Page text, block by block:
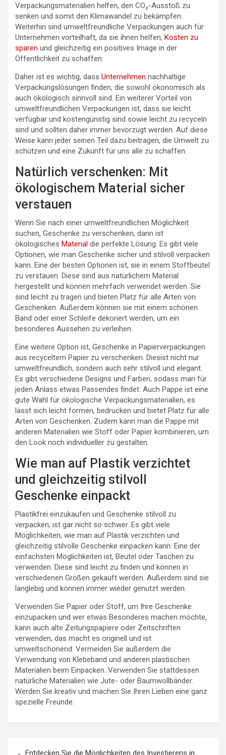
Verpackungsmaterialien helfen, den CO₂-Ausstoß zu
senken und somit den Klimawandel zu bekämpfen.
Weiterhin sind umweltfreundliche Verpackungen auch für
Unternehmen vorteilhaft, da sie ihnen helfen, Kosten zu
sparen und gleichzeitig ein positives Image in der
Öffentlichkeit zu schaffen.
Daher ist es wichtig, dass Unternehmen nachhaltige
Verpackungslösungen finden, die sowohl ökonomisch als
auch ökologisch sinnvoll sind. Ein weiterer Vorteil von
umweltfreundlichen Verpackungen ist, dass sie leicht
verfügbar und kostengünstig sind sowie leicht zu recyceln
sind und sollten daher immer bevorzugt werden. Auf diese
Weise kann jeder seinen Teil dazu beitragen, die Umwelt zu
schützen und eine Zukunft für uns alle zu schaffen.
Natürlich verschenken: Mit
ökologischem Material sicher
verstauen
Wenn Sie nach einer umweltfreundlichen Möglichkeit
suchen, Geschenke zu verschenken, dann ist
ökologisches Material die perfekte Lösung. Es gibt viele
Optionen, wie man Geschenke sicher und stilvoll verpacken
kann. Eine der besten Optionen ist, sie in einem Stoffbeutel
zu verstauen. Diese sind aus natürlichem Material
hergestellt und können mehrfach verwendet werden. Sie
sind leicht zu tragen und bieten Platz für alle Arten von
Geschenken. Außerdem können sie mit einem schönen
Band oder einer Schleife dekoriert werden, um ein
besonderes Aussehen zu verleihen.
Eine weitere Option ist, Geschenke in Papierverpackungen
aus recyceltem Papier zu verschenken. Diesist nicht nur
umweltfreundlich, sondern auch sehr stilvoll und elegant.
Es gibt verschiedene Designs und Farben, sodass man für
jeden Anlass etwas Passendes findet. Auch Pappe ist eine
gute Wahl für ökologische Verpackungsmaterialien, es
lässt sich leicht formen, bedrucken und bietet Platz für alle
Arten von Geschenken. Zudem kann man die Pappe mit
anderen Materialien wie Stoff oder Papier kombinieren, um
den Look noch individueller zu gestalten.
Wie man auf Plastik verzichtet
und gleichzeitig stilvoll
Geschenke einpackt
Plastikfrei einzukaufen und Geschenke stilvoll zu
verpacken, ist gar nicht so schwer. Es gibt viele
Möglichkeiten, wie man auf Plastik verzichten und
gleichzeitig stilvolle Geschenke einpacken kann. Eine der
einfachsten Möglichkeiten ist, Beutel oder Taschen zu
verwenden. Diese sind leicht zu finden und können in
verschiedenen Größen gekauft werden. Außerdem sind sie
langlebig und können immer wieder genutzt werden.
Verwenden Sie Papier oder Stoff, um Ihre Geschenke
einzupacken und wer etwas Besonderes machen möchte,
kann auch alte Zeitungspapiere oder Zeitschriften
verwenden, das macht es originell und ist
umweltschonend. Vermeiden Sie außerdem die
Verwendung von Klebeband und anderen plastischen
Materialien beim Einpacken. Verwenden Sie stattdessen
natürliche Materialien wie Jute- oder Baumwollbänder.
Werden Sie kreativ und machen Sie Ihren Lieben eine ganz
spezielle Freunde.
Entdecken Sie die Möglichkeiten des Investierens in